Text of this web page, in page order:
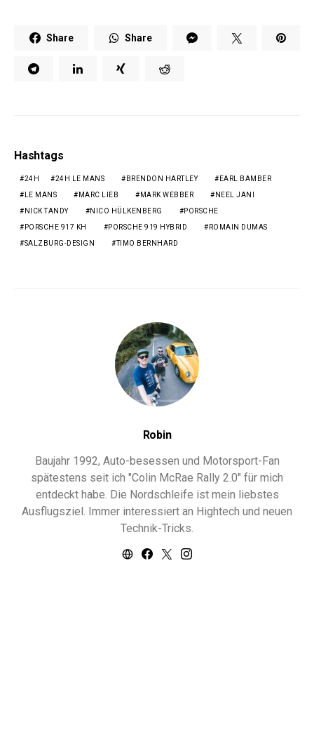
Share Share
Hashtags
24H 24H LE MANS BRENDON HARTLEY EARL BAMBER
LE MANS MARC LIEB MARK WEBBER NEEL JANI
NICK TANDY NICO HÜLKENBERG PORSCHE
PORSCHE 917 KH PORSCHE 919 HYBRID ROMAIN DUMAS
SALZBURG-DESIGN TIMO BERNHARD
Robin
Baujahr 1992, Auto-besessen und Motorsport-Fan
spätestens seit ich "Colin McRae Rally 2.0" für mich
entdeckt habe. Die Nordschleife ist mein liebstes
Ausflugsziel. Immer interessiert an Hightech und neuen
Technik-Tricks.